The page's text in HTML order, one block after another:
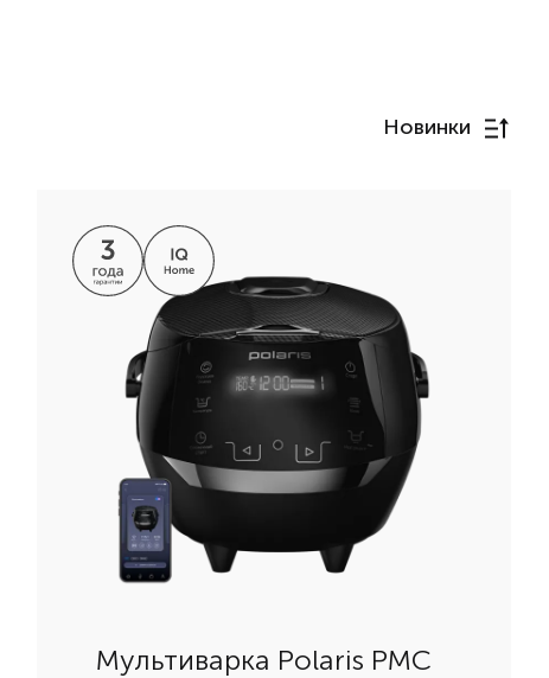
Новинки
Мультиварка Polaris PMC